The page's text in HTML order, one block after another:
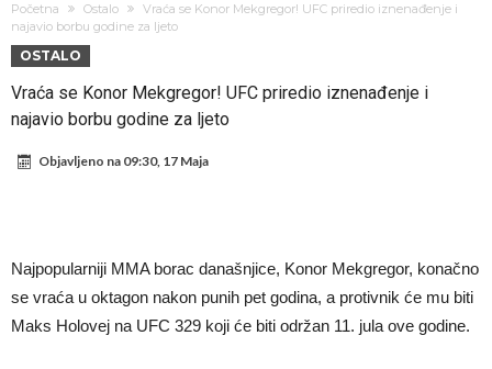
napokon poznat
Engleski reprezentativac optužen za napad u noćnom klubu
Suđenje o smrti Maradone: Noge su mu bile natečene, nije se htio
oprati
Ko je uvjerio Rodrija da izabere Barcelonu?
Atletico prati situaciju.
Početna Ostalo
Vraća se Konor Mekgregor! UFC priredio iznenađenje i
najavio borbu godine za ljeto
OSTALO
Vraća se Konor Mekgregor! UFC priredio iznenađenje i
najavio borbu godine za ljeto
Objavljeno na 09:30, 17 Maja
Najpopularniji MMA borac današnjice, Konor Mekgregor, konačno
se vraća u oktagon nakon punih pet godina, a protivnik će mu biti
Maks Holovej na UFC 329 koji će biti održan 11. jula ove godine.